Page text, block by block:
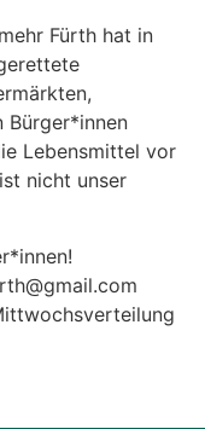
Fürth hat in
Bürger*innen
Lebensmittel vor
nicht unser